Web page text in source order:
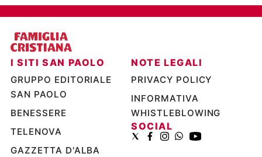
Ambiente
e
Creato
Volontariato
Diritti
Aziende
valore
Caso
I SITI SAN PAOLO
GRUPPO EDITORIALE
SAN PAOLO
BENESSERE
TELENOVA
GAZZETTA D'ALBA
NOTE LEGALI
PRIVACY POLICY
INFORMATIVA
WHISTLEBLOWING
SOCIAL